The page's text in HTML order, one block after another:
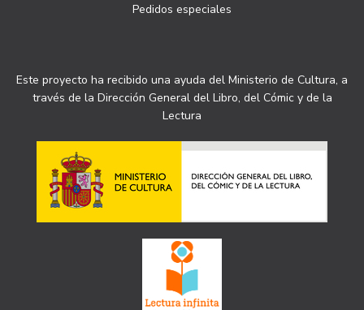
Pedidos especiales
Este proyecto ha recibido una ayuda del Ministerio de Cultura, a
través de la Dirección General del Libro, del Cómic y de la
Lectura